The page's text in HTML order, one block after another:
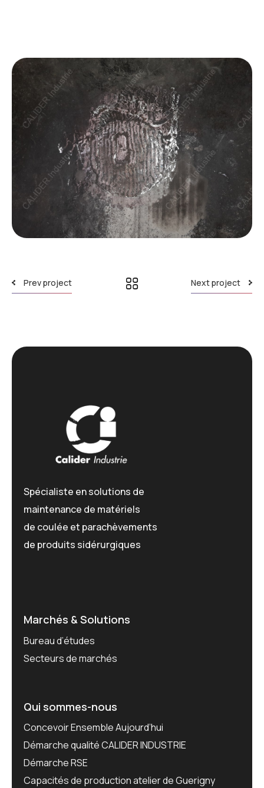
Prev project Next project
Spécialiste en solutions de
maintenance de matériels
de coulée et parachèvements
de produits sidérurgiques
Marchés & Solutions
Bureau d’études
Secteurs de marchés
Qui sommes-nous
Concevoir Ensemble Aujourd’hui
Démarche qualité CALIDER INDUSTRIE
Démarche RSE
Capacités de production atelier de Guerigny